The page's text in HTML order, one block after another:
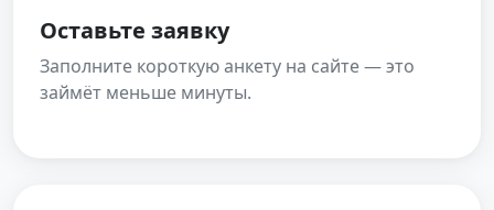
Оставьте заявку
Заполните короткую анкету на сайте — это
займёт меньше минуты.